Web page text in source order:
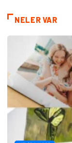
NELER VAR